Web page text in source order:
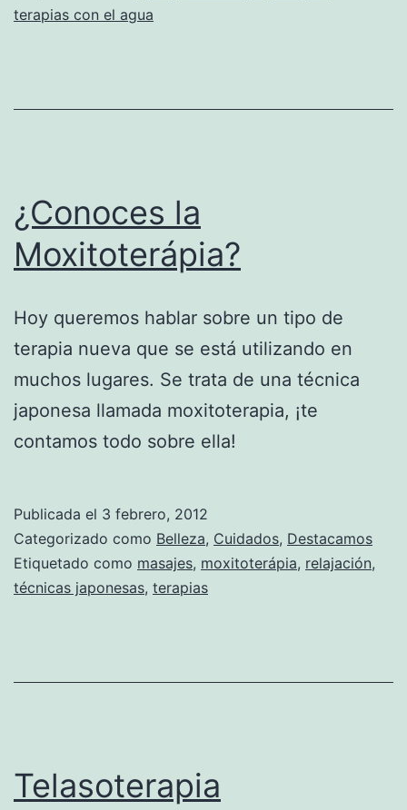
terapias con el agua
¿Conoces la
Moxitoterápia?
Hoy queremos hablar sobre un tipo de
terapia nueva que se está utilizando en
muchos lugares. Se trata de una técnica
japonesa llamada moxitoterapia, ¡te
contamos todo sobre ella!
Publicada el 3 febrero, 2012
Categorizado como Belleza, Cuidados, Destacamos
Etiquetado como masajes, moxitoterápia, relajación,
técnicas japonesas, terapias
Telasoterapia